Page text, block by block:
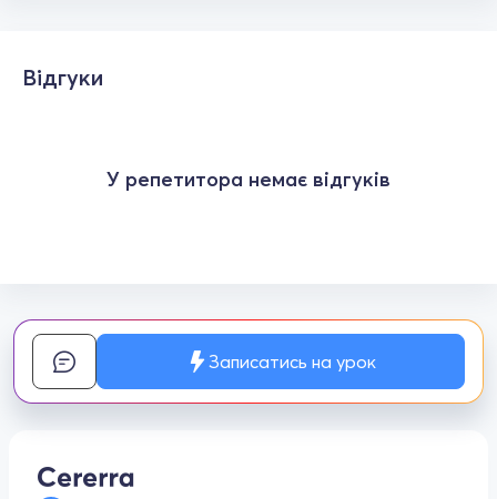
Відгуки
У репетитора немає відгуків
Записатись на урок